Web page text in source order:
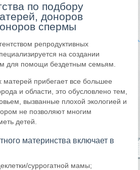
по подбору
доноров
спермы
репродуктивных
на создании
для помощи бездетным семьям.
матерей прибегает все большее
и области, это обусловлено тем,
вызванные плохой экологией и
не позволяют многим
детей.
материнства включает в
суррогатной мамы;